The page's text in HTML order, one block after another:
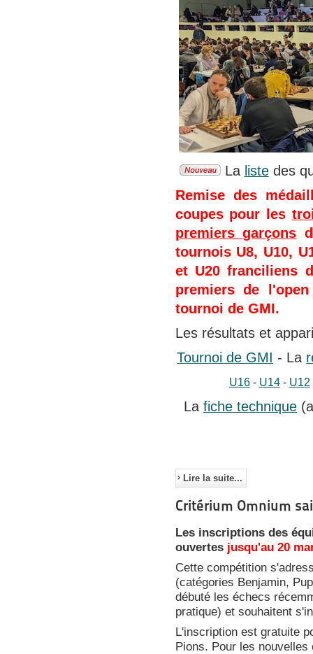
La listedes
Remise des
coupes pour les
premiers garçons
tournois U8, U10,
et U20 franciliens
premiers de
tournoi de GMI.
Les résultats et
Tournoi de GMI - La
U16- U14- U12
Lafiche technique
Lire la suite...
Critérium Omnium
Les inscriptions des
ouvertes jusqu'au 20
Cette compétition
(catégories Benjamin,
débuté les échecs
pratique) et souhaitent
L'inscription est gratuite
Pions. Pour les